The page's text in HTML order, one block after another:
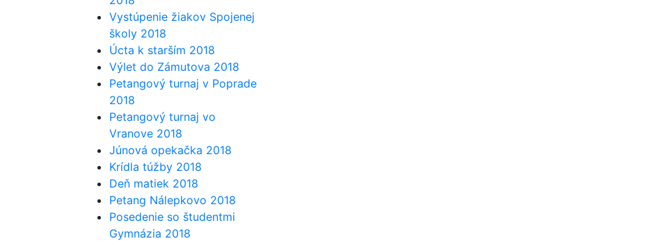
Vystúpenie žiakov Spojenej
školy 2018
Úcta k starším 2018
Výlet do Zámutova 2018
Petangový turnaj v Poprade
2018
Petangový turnaj vo
Vranove 2018
Júnová opekačka 2018
Krídla túžby 2018
Deň matiek 2018
Petang Nálepkovo 2018
Posedenie so študentmi
Gymnázia 2018